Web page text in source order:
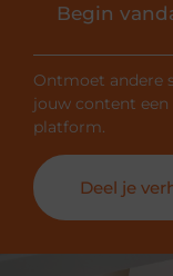
Begin
Ontmoet andere
jouw content een
platform.
Deel je